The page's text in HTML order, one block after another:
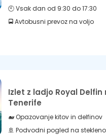
5.00od 5
🕙 Vsak dan od 9:30 do 17:30
🚍 Avtobusni prevoz na voljo
Izlet z ladjo Royal Delfin
Tenerife
🐋 Opazovanje kitov in delfinov
🚢 Podvodni pogled na